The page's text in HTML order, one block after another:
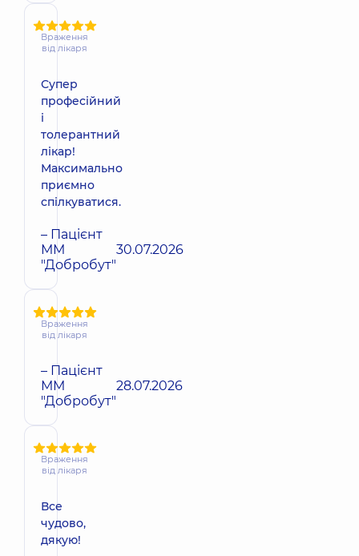
Враження
від лікаря
Супер
професійний
і
толерантний
лікар!
Максимально
приємно
спілкуватися.
– Пацієнт
ММ
"Добробут"
30.07.2026
Враження
від лікаря
– Пацієнт
ММ
"Добробут"
28.07.2026
Враження
від лікаря
Все
чудово,
дякую!